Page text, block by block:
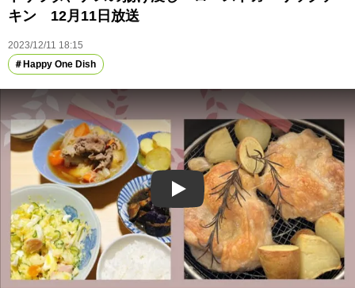
キン 12月11日放送
2023/12/11 18:15
Happy One Dish
Play